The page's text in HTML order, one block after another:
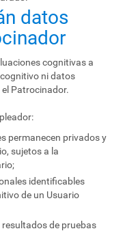
datos
cognitivas a
ni datos
Patrocinador.
permanecen privados y
sujetos a la
identificables
de un Usuario
de pruebas